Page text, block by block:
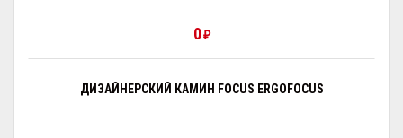
0₽
ДИЗАЙНЕРСКИЙ КАМИН FOCUS ERGOFOCUS